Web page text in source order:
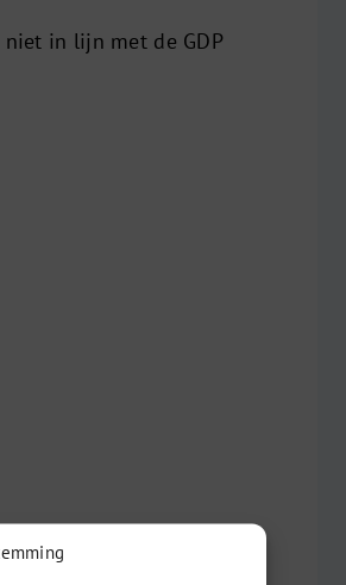
in lijn met de GDP